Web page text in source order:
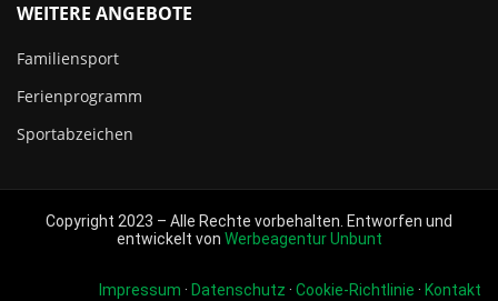
WEITERE ANGEBOTE
Familiensport
Ferienprogramm
Sportabzeichen
Copyright 2023 – Alle Rechte vorbehalten. Entworfen und
entwickelt von Werbeagentur Unbunt
Impressum · Datenschutz · Cookie-Richtlinie · Kontakt